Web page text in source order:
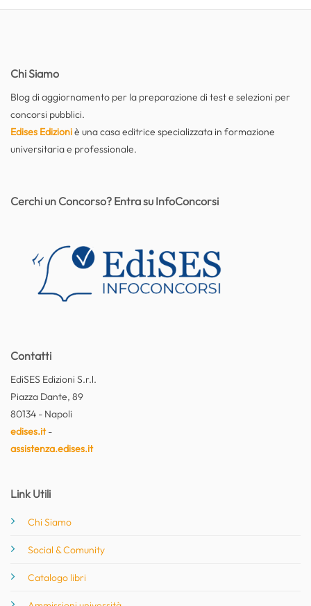
Chi Siamo
Blog di aggiornamento per la preparazione di test e selezioni per
concorsi pubblici.
Edises Edizioniè una casa editrice specializzata in formazione
universitaria e professionale.
Contatti
EdiSES Edizioni S.r.l.
Piazza Dante, 89
80134 - Napoli
edises.it-
assistenza.edises.it
Link Utili
Chi Siamo
Social & Comunity
Catalogo libri
Cerchi un Concorso? Entra su InfoConcorsi